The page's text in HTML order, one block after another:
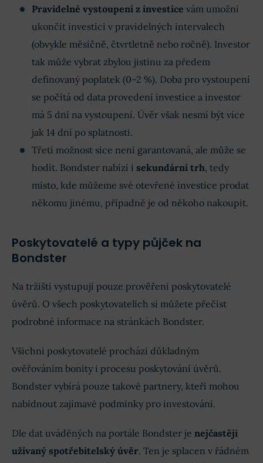
Pravidelné vystoupení z investice vám umožní
ukončit investici v pravidelných intervalech
(obvykle měsíčně, čtvrtletně nebo ročně). Investor
tak může vybrat zbylou jistinu za předem
definovaný poplatek (0–2 %). Doba pro vystoupení
se počítá od data provedení investice a investor
má 5 dní na vystoupení. Úvěr však nesmí být více
jak 14 dní po splatnosti.
Třetí možnost sice není garantovaná, ale může se
hodit. Bondster nabízí i sekundární trh, tedy
místo, kde můžeme své otevřené investice prodat
někomu jinému, případně je od někoho nakoupit.
Poskytovatelé a typy půjček na
Bondster
Na tržišti vystupují pouze prověření poskytovatelé
úvěrů. O všech poskytovatelích si můžete přečíst
podrobné informace na stránkách Bondster.
Všichni poskytovatelé prochází důkladným
ověřováním bonity i procesu poskytování úvěrů.
Bondster vybírá pouze takové partnery, kteří mohou
nabídnout zajímavé podmínky pro investování.
Dle dat uváděných na portále Bondster je nejčastěji
užívaný spotřebitelský úvěr. Ten je splacen v řádném